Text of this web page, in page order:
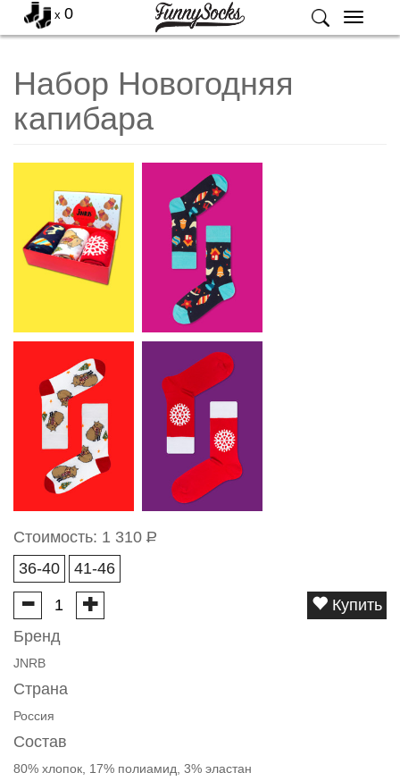
Меню
x 0
Набор Новогодняя
капибара
Стоимость: 1 310 Р
36-40
41-46
Купить
Бренд
JNRB
Страна
Россия
Состав
80% хлопок, 17% полиамид, 3% эластан